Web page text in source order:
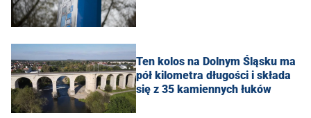
Ten kolos na Dolnym Śląsku ma
pół kilometra długości i składa
się z 35 kamiennych łuków